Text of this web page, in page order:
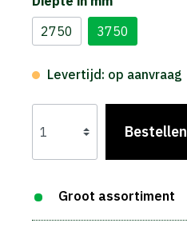
2750
3750
Levertijd: op aanvraag
Bestellen
Groot assortiment